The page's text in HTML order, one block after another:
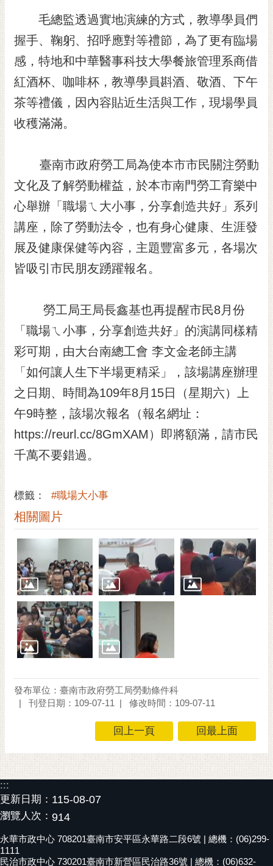
閱
RSS
訂
閱
電
子
信
箱
English
日
本
及
政
策
網
資
放
宣
告
市
府
交
通
位
置
毛總監透過實地演練的方式，教導學員們
握手、鞠躬、招呼應對等禮節，為了更有臨場
感，特地和中華醫事科技大學餐旅管理系商借
紅酒杯、咖啡杯，教導學員斟酒、敬酒、下午
茶等禮儀，因內容貼近生活與工作，現場學員
收穫滿滿。
臺南市政府勞工局為使本市市民關注勞動
文化及了解勞動權益，於本市南門勞工育樂中
心舉辦「職場ㄟ大小事，分享創造共好」系列
講座，除了勞動法令，也有身心健康、生涯發
展及健康保健等內容，主題豐富多元，各場次
皆吸引市民朋友踴躍報名。
勞工局王局長鑫基也再提醒市民8月份
「職場ㄟ小事，分享創造共好」的演講同樣精
彩可期，由大台南總工會 李文金老師主講
「如何讓人生下半場更精采」，該場講座辦理
之日期、時間為109年8月15日（星期六）上
午9時整，該場次報名（報名網址：
https://reurl.cc/8GmXAM）即將額滿，請市民
千萬不要錯過。
標籤： #職場大小事
相關圖片
發布單位：臺南市政府勞工局勞動條件科
刊登日期：109-07-11
修改時間：109-07-11
回上一頁 回最上面
:::
更新日期： 115-08-07
瀏覽人次： 914
永華市政中心 708201臺南市安平區永華路二段6號 | 總機：(06)299-
1111
民治市政中心 730201臺南市新營區民治路36號 | 總機：(06)632-